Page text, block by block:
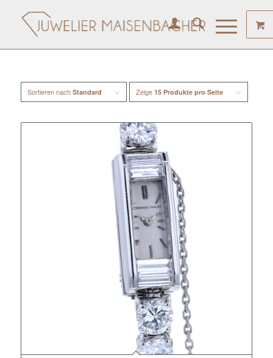
Sortieren nach Standard Zeige 15 Produkte pro Seite